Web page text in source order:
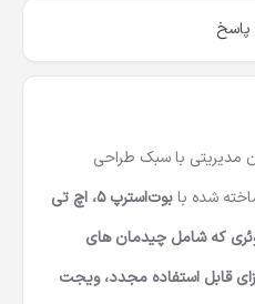
مدیریتی با سبک طراحی
شده با
بوت‌استرپ 5، اچ تی
اس 3 و جی کوئری که شامل چیدمان های
قابل استفاده مجدد، ویجت